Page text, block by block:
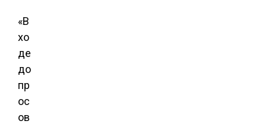
«В
хо
де
до
пр
ос
ов